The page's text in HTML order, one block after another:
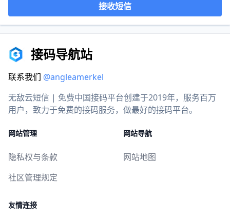
接收短信
接码导航站
联系我们 @angleamerkel
无敌云短信 | 免费中国接码平台创建于2019年，服务百万
用户，致力于免费的接码服务，做最好的接码平台。
网站管理
隐私权与条款
社区管理规定
网站导航
网站地图
友情连接